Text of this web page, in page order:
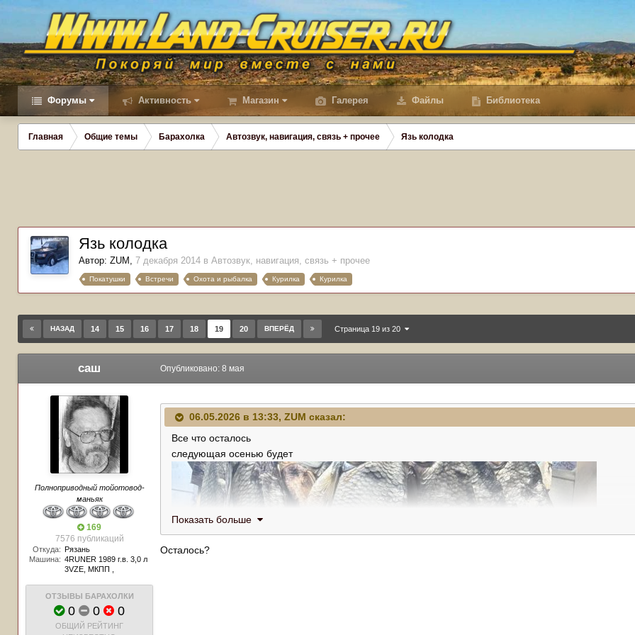
Форумы Активность Магазин Галерея Файлы Библиотека
Главная Общие темы Барахолка Автозвук, навигация, связь + прочее Язь колодка
Язь колодка
Автор: ZUM , 7 декабря 2014 в Автозвук, навигация, связь + прочее
Покатушки Встречи Охота и рыбалка Курилка Курилка
НАЗАД 14 15 16 17 18 19 20 ВПЕРЁД Страница 19 из 20
саш
Полноприводный тойотовод-
маньяк
169
7576 публикаций
Откуда: Рязань
Машина: 4RUNER 1989 г.в. 3,0 л
3VZE, МКПП ,
ОТЗЫВЫ БАРАХОЛКИ
0 0 0
ОБЩИЙ РЕЙТИНГ
Опубликовано: 8 мая
06.05.2026 в 13:33, ZUM сказал:
Все что осталось
следующая осенью будет
Показать больше
Осталось?